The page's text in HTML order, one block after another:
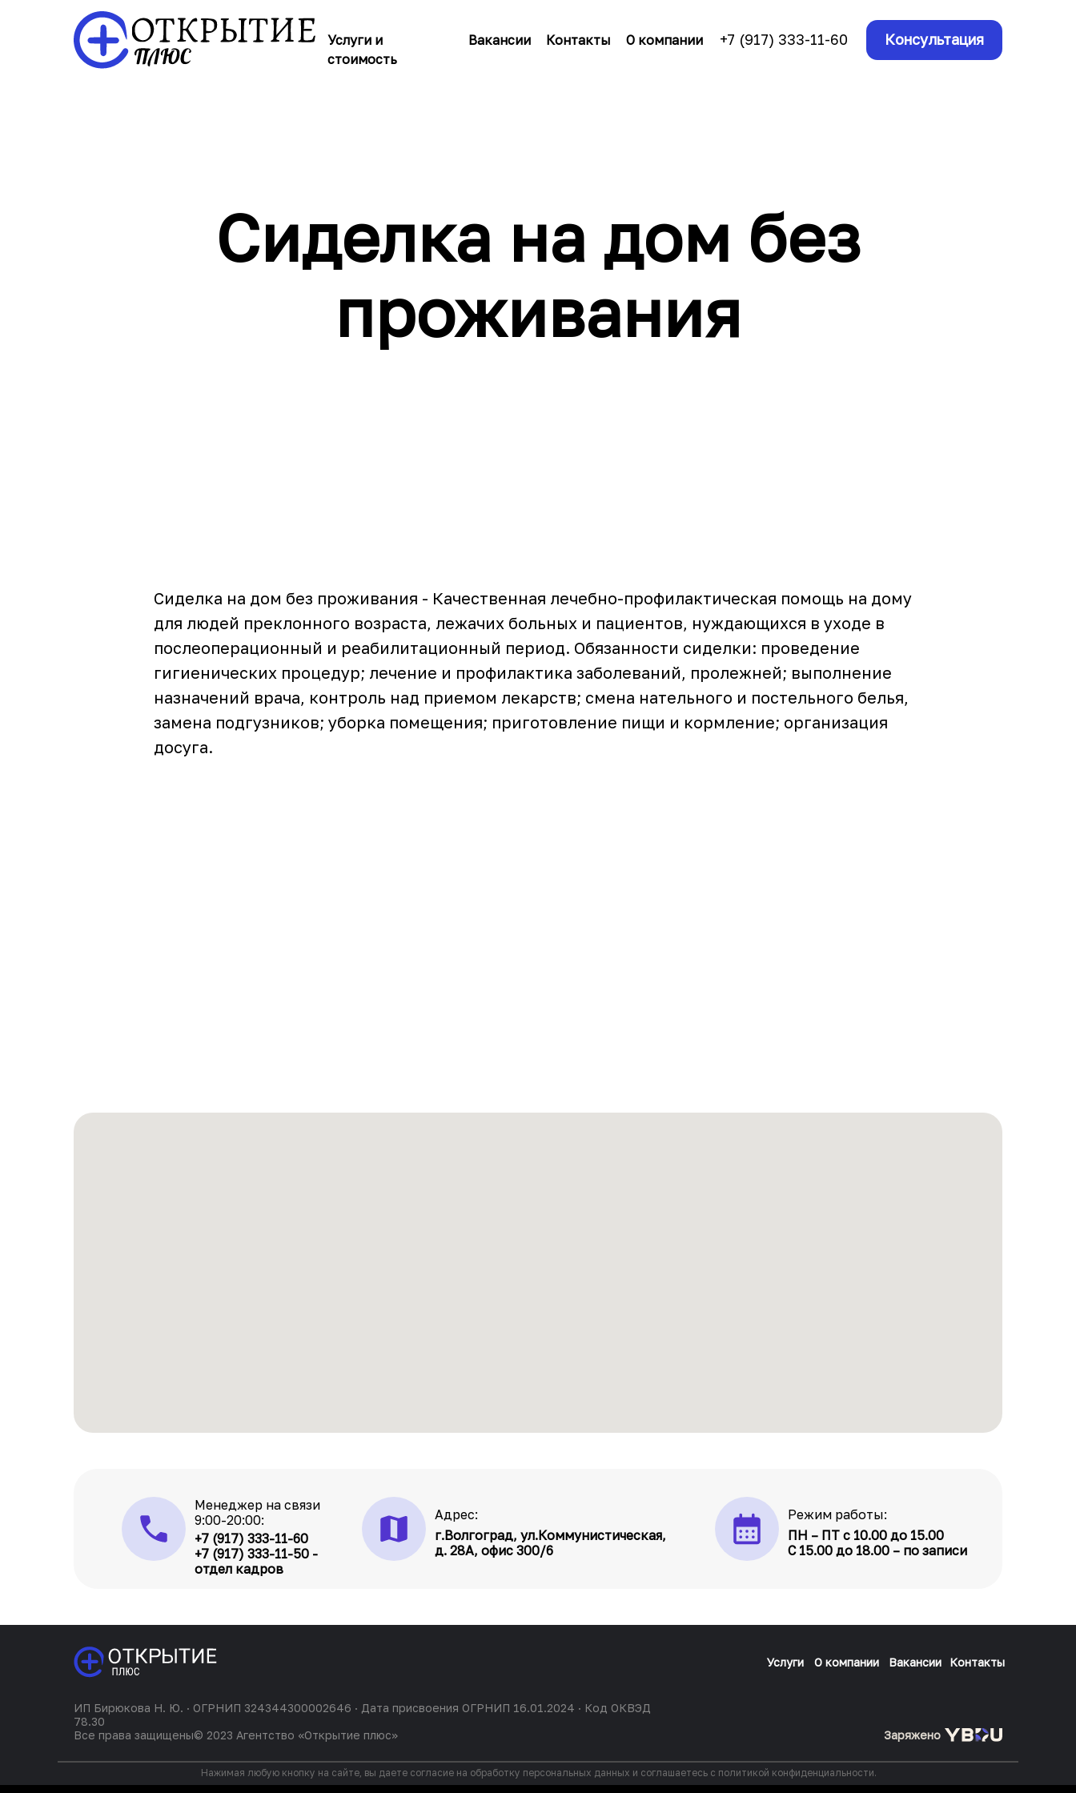
Консультация
+7 (917) 333-11-60
Услуги и
стоимость
Вакансии Контакты О компании
Сиделка на дом без
проживания
Сиделка на дом без проживания - Качественная лечебно-профилактическая помощь на дому
для людей преклонного возраста, лежачих больных и пациентов, нуждающихся в уходе в
послеоперационный и реабилитационный период. Обязанности сиделки: проведение
гигиенических процедур; лечение и профилактика заболеваний, пролежней; выполнение
назначений врача, контроль над приемом лекарств; смена нательного и постельного белья,
замена подгузников; уборка помещения; приготовление пищи и кормление; организация
досуга.
Режим работы:
ПН – ПТ с 10.00 до 15.00
С 15.00 до 18.00 – по записи
Менеджер на связи
9:00-20:00:
+7 (917) 333-11-60
+7 (917) 333-11-50 -
отдел кадров
Адрес:
г.Волгоград, ул.Коммунистическая,
д. 28А, офис 300/6
Услуги Вакансии Контакты
О компании
Все права защищены© 2023 Агентство «Открытие плюс»
Нажимая любую кнопку на сайте, вы даете согласие на обработку персональных данных и соглашаетесь с политикой конфиденциальности.
Заряжено
ИП Бирюкова Н. Ю. · ОГРНИП 324344300002646 · Дата присвоения ОГРНИП 16.01.2024 · Код ОКВЭД
78.30